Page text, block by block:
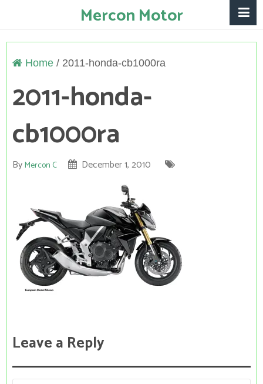
Mercon Motor
Home/ 2011-honda-cb1000ra
2011-honda-
cb1000ra
ByMercon C December 1, 2010
Leave a Reply